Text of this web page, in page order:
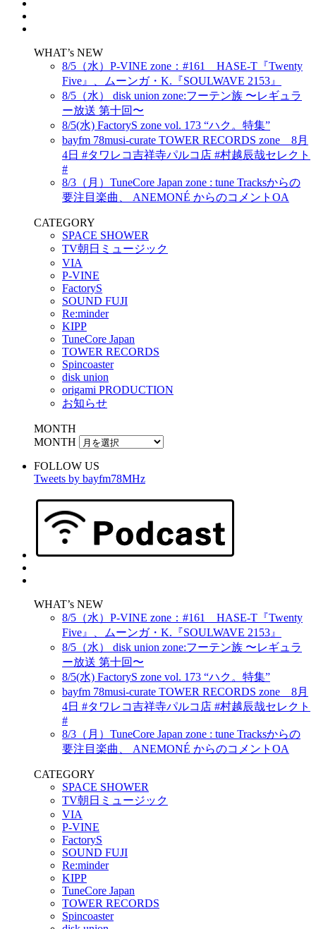
WHAT’s NEW
8/5（水）P-VINE zone：#161 HASE-T『Twenty
Five』、ムーンガ・K.『SOULWAVE 2153』
8/5（水） disk union zone:フーテン族 〜レギュラ
ー放送 第十回〜
8/5(水) FactoryS zone vol. 173 “ハク。特集”
bayfm 78musi-curate TOWER RECORDS zone 8月
4日 #タワレコ吉祥寺パルコ店 #村越辰哉セレクト
#
8/3（月）TuneCore Japan zone : tune Tracksからの
要注目楽曲、 ANEMONÉ からのコメントOA
CATEGORY
SPACE SHOWER
TV朝日ミュージック
VIA
P-VINE
FactoryS
SOUND FUJI
Re:minder
KIPP
TuneCore Japan
TOWER RECORDS
Spincoaster
disk union
origami PRODUCTION
お知らせ
MONTH
MONTH
FOLLOW US
Tweets by bayfm78MHz
WHAT’s NEW
8/5（水）P-VINE zone：#161 HASE-T『Twenty
Five』、ムーンガ・K.『SOULWAVE 2153』
8/5（水） disk union zone:フーテン族 〜レギュラ
ー放送 第十回〜
8/5(水) FactoryS zone vol. 173 “ハク。特集”
bayfm 78musi-curate TOWER RECORDS zone 8月
4日 #タワレコ吉祥寺パルコ店 #村越辰哉セレクト
#
8/3（月）TuneCore Japan zone : tune Tracksからの
要注目楽曲、 ANEMONÉ からのコメントOA
CATEGORY
SPACE SHOWER
TV朝日ミュージック
VIA
P-VINE
FactoryS
SOUND FUJI
Re:minder
KIPP
TuneCore Japan
TOWER RECORDS
Spincoaster